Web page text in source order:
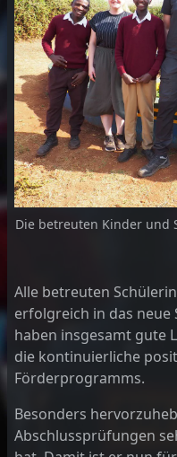
Die betreuten Kinder und
Alle betreuten
erfolgreich in das
haben insgesamt gute
die kontinuierliche
Förderprogramms.
Besonders
Abschlussprüfungen